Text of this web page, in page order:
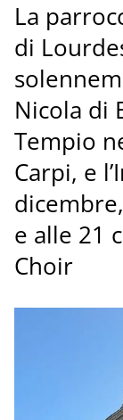
La
di
Nicola di
Tempio
Carpi, e
e alle 21
Choir